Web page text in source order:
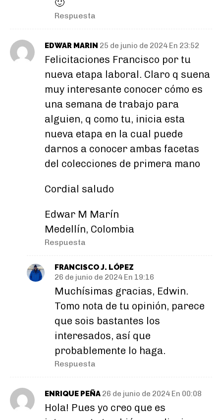
🙂
Respuesta
EDWAR MARIN 25 de junio de 2024 En 23:52
Felicitaciones Francisco por tu
nueva etapa laboral. Claro q suena
muy interesante conocer cómo es
una semana de trabajo para
alguien, q como tu, inicia esta
nueva etapa en la cual puede
darnos a conocer ambas facetas
del colecciones de primera mano
Cordial saludo
Edwar M Marín
Medellín, Colombia
Respuesta
FRANCISCO J. LÓPEZ
26 de junio de 2024 En 19:16
Muchísimas gracias, Edwin.
Tomo nota de tu opinión, parece
que sois bastantes los
interesados, así que
probablemente lo haga.
Respuesta
ENRIQUE PEÑA 26 de junio de 2024 En 00:08
Hola! Pues yo creo que es